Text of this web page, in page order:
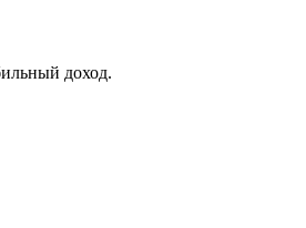
доход.